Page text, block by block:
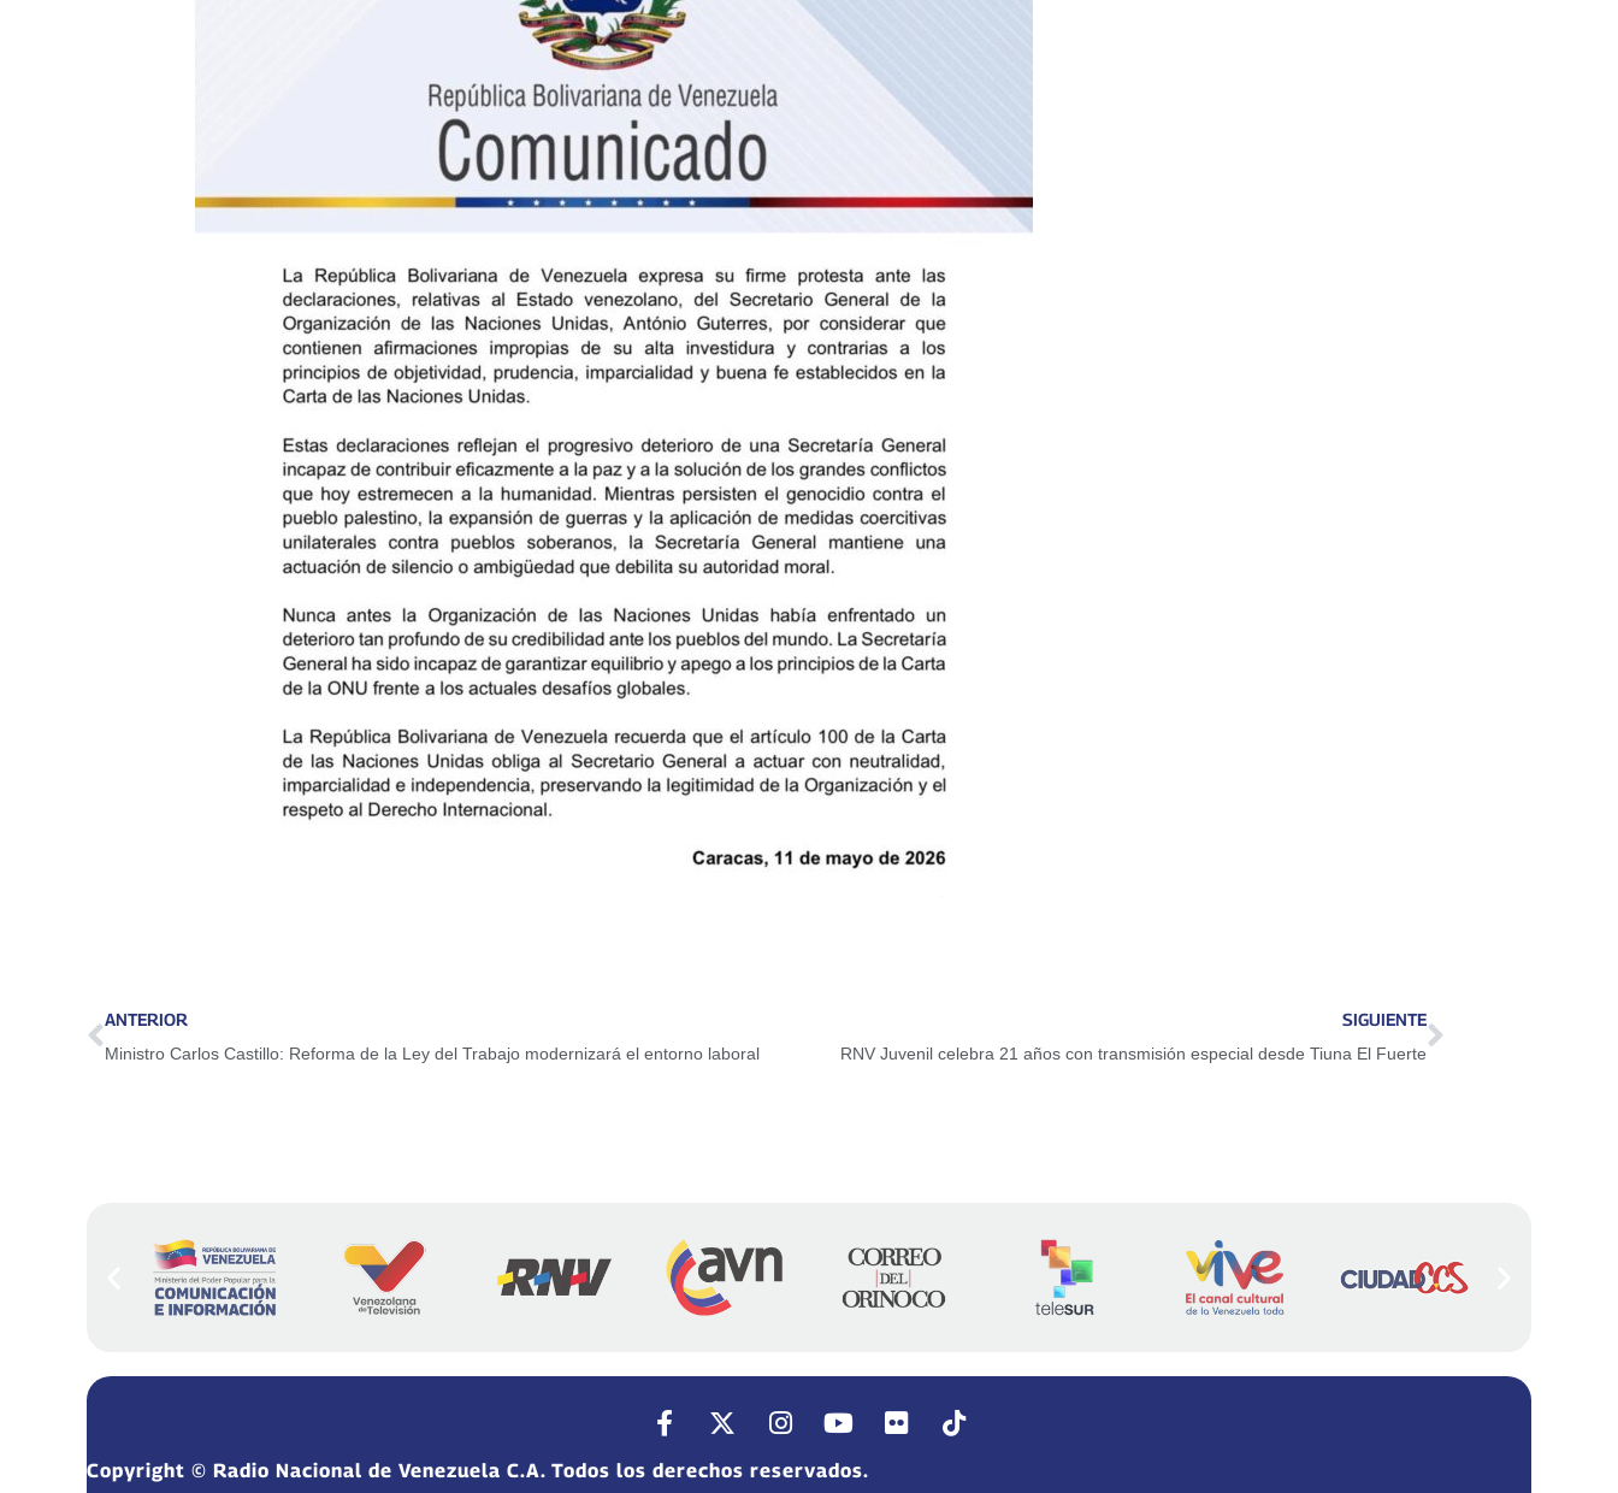
ANTERIOR
Ministro Carlos Castillo: Reforma de la Ley del Trabajo modernizará el entorno laboral
SIGUIENTE
RNV Juvenil celebra 21 años con transmisión especial desde Tiuna El Fuerte
Copyright © Radio Nacional de Venezuela C.A. Todos los derechos reservados.